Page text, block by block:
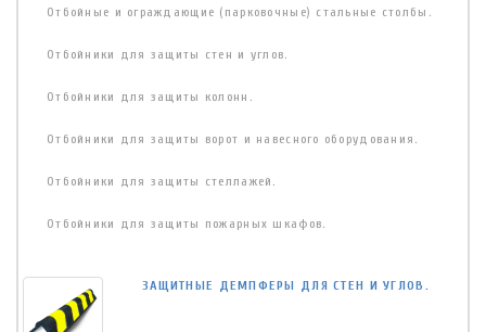
Отбойные и ограждающие (парковочные) стальные столбы.
Отбойники для защиты стен и углов.
Отбойники для защиты колонн.
Отбойники для защиты ворот и навесного оборудования.
Отбойники для защиты стеллажей.
Отбойники для защиты пожарных шкафов.
ЗАЩИТНЫЕ ДЕМПФЕРЫ ДЛЯ СТЕН И УГЛОВ.